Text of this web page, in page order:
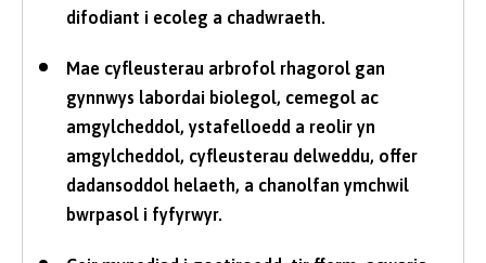
difodiant i ecoleg a chadwraeth.
Mae cyfleusterau arbrofol rhagorol gan
gynnwys labordai biolegol, cemegol ac
amgylcheddol, ystafelloedd a reolir yn
amgylcheddol, cyfleusterau delweddu, offer
dadansoddol helaeth, a chanolfan ymchwil
bwrpasol i fyfyrwyr.